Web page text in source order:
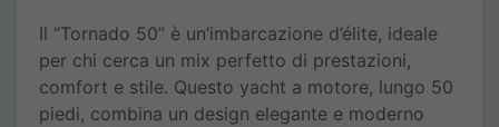
Il “Tornado 50” è un’imbarcazione d’élite, ideale
per chi cerca un mix perfetto di prestazioni,
comfort e stile. Questo yacht a motore, lungo 50
piedi, combina un design elegante e moderno